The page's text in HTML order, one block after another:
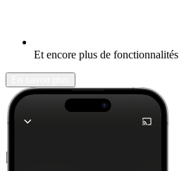
Et encore plus de fonctionnalités